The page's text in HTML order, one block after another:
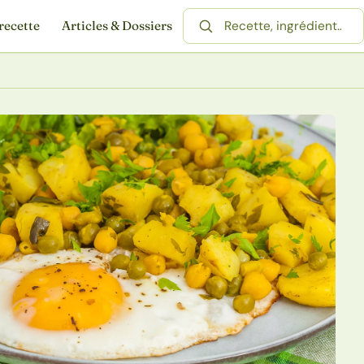
Articles & Dossiers
Rechercher une recette